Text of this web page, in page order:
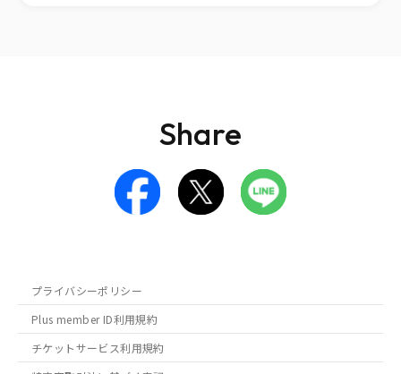
Share
プライバシーポリシー
Plus member ID利用規約
チケットサービス利用規約